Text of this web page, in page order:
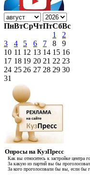
ПнВтСрЧтПтСбВс
1
2
3
4 5 6 7 8
9
10 11 12 13 14 15 16
17 18 19 20 21 22 23
24 25 26 27 28 29 30
31
Опросы на КузПресс
Как вы относитесь к застройке центра
За какую из партий вы бы
За кого проголосовали бы вы, если бы